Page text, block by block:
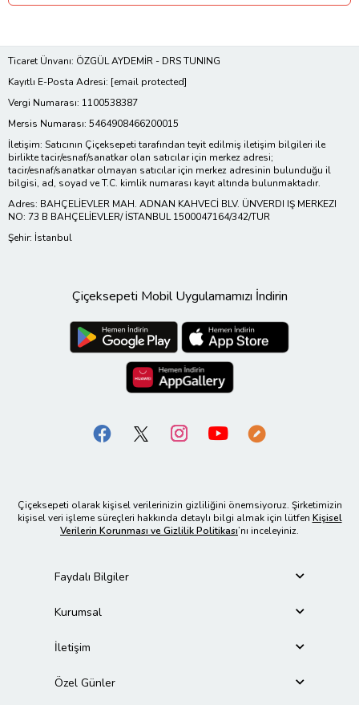
Ticaret Ünvanı: ÖZGÜL AYDEMİR - DRS TUNING
Kayıtlı E-Posta Adresi: [email protected]
Vergi Numarası: 1100538387
Mersis Numarası: 5464908466200015
İletişim: Satıcının Çiçeksepeti tarafından teyit edilmiş iletişim bilgileri ile
birlikte tacir/esnaf/sanatkar olan satıcılar için merkez adresi;
tacir/esnaf/sanatkar olmayan satıcılar için merkez adresinin bulunduğu il
bilgisi, ad, soyad ve T.C. kimlik numarası kayıt altında bulunmaktadır.
Adres: BAHÇELİEVLER MAH. ADNAN KAHVECİ BLV. ÜNVERDI IŞ MERKEZI
NO: 73 B BAHÇELİEVLER/ İSTANBUL 1500047164/342/TUR
Şehir: İstanbul
Çiçeksepeti Mobil Uygulamamızı İndirin
Çiçeksepeti olarak kişisel verilerinizin gizliliğini önemsiyoruz. Şirketimizin
kişisel veri işleme süreçleri hakkında detaylı bilgi almak için lütfen Kişisel
Verilerin Korunması ve Gizlilik Politikası’nı inceleyiniz.
Faydalı Bilgiler
Kurumsal
İletişim
Özel Günler